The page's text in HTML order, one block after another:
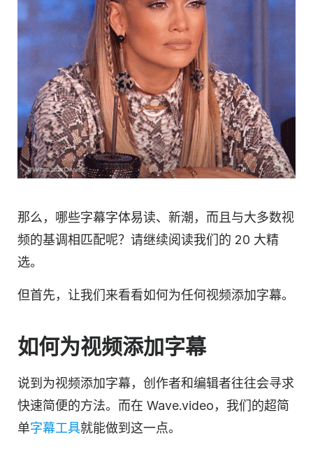
那么，哪些字幕字体易读、新潮，而且与大多数视
频的基调相匹配呢？请继续阅读我们的 20 大精
选。
但首先，让我们来看看如何为任何视频添加字幕。
如何为视频添加字幕
说到为视频添加字幕，创作者和编辑者往往会寻求
快速简便的方法。而在 Wave.video，我们的超简
单字幕工具就能做到这一点。